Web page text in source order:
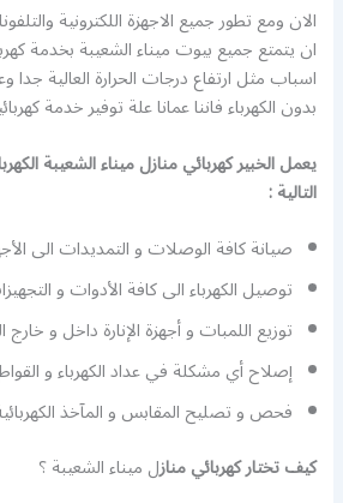
الان ومع تطور جميع الاجهزة اللكترونية
ان يتمتع جميع بيوت ميناء الشعيبة بخدمة
اسباب مثل ارتفاع درجات الحرارة العالية جدا
بدون الكهرباء فاننا عمانا علة توفير خدمة
يعمل الخبير كهربائي منازل ميناء الشعيبة
التالية :
صيانة كافة الوصلات و التمديدات الى
توصيل الكهرباء الى كافة الأدوات و
توزيع اللمبات و أجهزة الإنارة داخل و خارج
إصلاح أي مشكلة في عداد الكهرباء و
فحص و تصليح المقابس و المآخذ
كيف تختار كهربائيمنازل ميناء الشعيبة ؟